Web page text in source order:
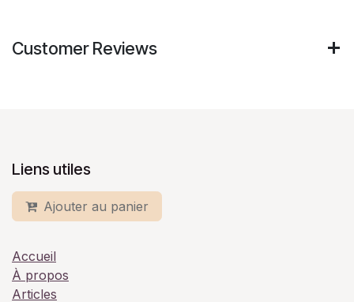
Customer Reviews
Liens utiles
Ajouter au panier
Accueil
À propos
Articles